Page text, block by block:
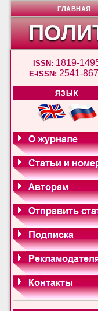
ISSN: 1819-
E-ISSN: 2541-
ЯЗЫК
ГЛАВНАЯ